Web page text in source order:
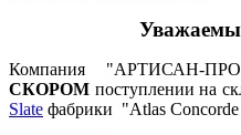
Компания "АРТИСАН-
СКОРОМ поступлении на
Slate фабрики "Atlas Concorde